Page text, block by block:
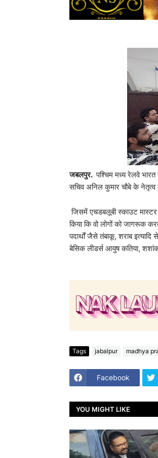
जबलपुर. पश्चिम मध्य रेलवे
सचिव अनिल कुमार चौबे के नेतृत्व
जिसमें एचडबलूबी स्काउट मास्टर
किया कि वो लोगों को जागरूक
पदार्थों जैसे तंबाकू, शराब
बेसिक लीडर्स आयुष कतिया, शशांक
Tags jabalpur madhya
Facebook
YOU MIGHT LIKE